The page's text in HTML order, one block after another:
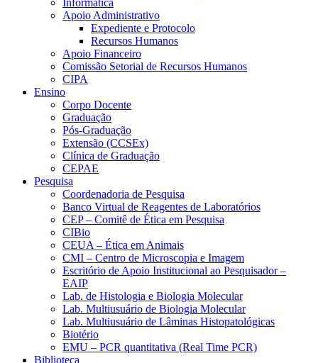
Informática
Apoio Administrativo
Expediente e Protocolo
Recursos Humanos
Apoio Financeiro
Comissão Setorial de Recursos Humanos
CIPA
Ensino
Corpo Docente
Graduação
Pós-Graduação
Extensão (CCSEx)
Clínica de Graduação
CEPAE
Pesquisa
Coordenadoria de Pesquisa
Banco Virtual de Reagentes de Laboratórios
CEP – Comitê de Ética em Pesquisa
CIBio
CEUA – Ética em Animais
CMI – Centro de Microscopia e Imagem
Escritório de Apoio Institucional ao Pesquisador –
EAIP
Lab. de Histologia e Biologia Molecular
Lab. Multiusuário de Biologia Molecular
Lab. Multiusuário de Lâminas Histopatológicas
Biotério
EMU – PCR quantitativa (Real Time PCR)
Biblioteca